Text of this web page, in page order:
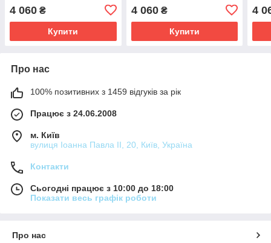
4 060 ₴
Купити
4 060₴
Купити
4
Про нас
100% позитивних з 1459 відгуків за рік
Працює з 24.06.2008
м. Київ
вулиця Іоанна Павла ІІ, 20, Київ, Україна
Контакти
Сьогодні працює з 10:00 до 18:00
Показати весь графік роботи
Про нас